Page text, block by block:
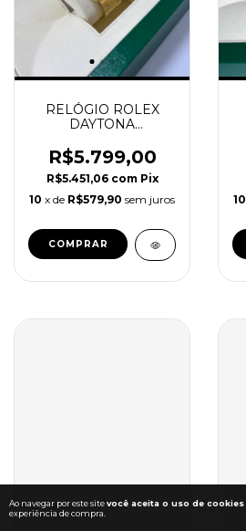
Ao navegar por este sitevocê aceita o uso de cookies
experiência de compra.
RELÓGIO ROLEX
DAYTONA
VERDE 126508
SUPER CLONE
R$5.799,00
R$5.451,06 com Pix
10 x de R$579,90 sem juros
10